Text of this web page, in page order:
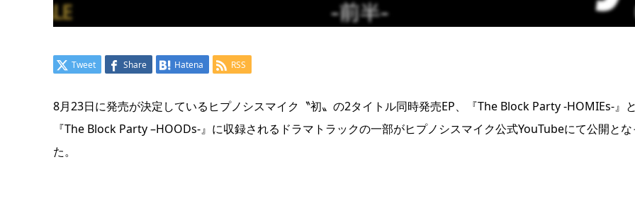
Tweet Share Hatena RSS
8月23日に発売が決定しているヒプノシスマイク〝初〟の2タイトル同時発売EP、『The Block Party -HOMIEs-』
『The Block Party –HOODs-』に収録されるドラマトラックの一部がヒプノシスマイク公式YouTubeにて公開とな
た。